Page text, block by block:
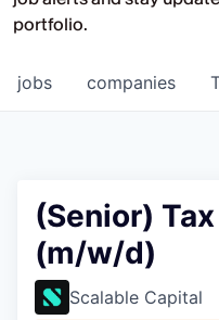
portfolio.
jobs companies
(Senior)
(m/w/d)
Scalable Capital